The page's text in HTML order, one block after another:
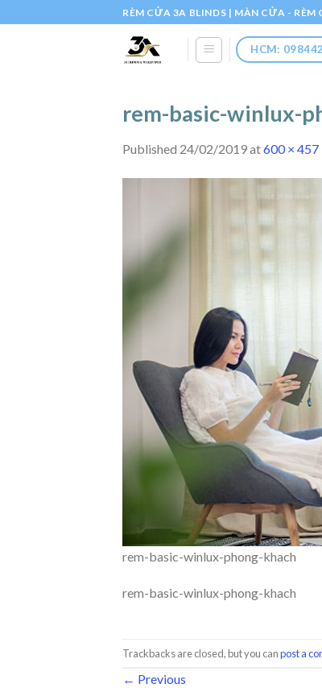
to
RÈM CỬA 3A BLINDS | MÀN CỬA - RÈM
HCM:
rem-basic-winlux-
Published 24/02/2019at600 × 457
rem-basic-winlux-phong-khach
rem-basic-winlux-phong-khach
Trackbacks are closed, but you canpost a
← Previous